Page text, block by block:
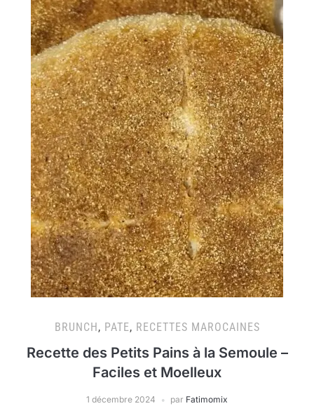
BRUNCH, PATE, RECETTES MAROCAINES
Recette des Petits Pains à la Semoule –
Faciles et Moelleux
1 décembre 2024 par Fatimomix